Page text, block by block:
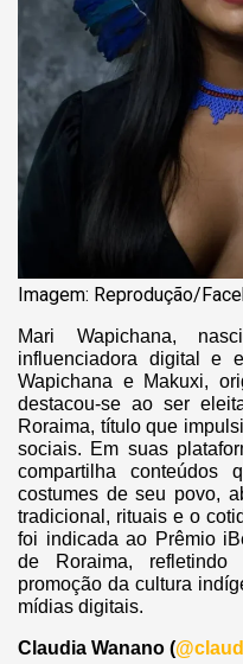
Imagem: Reprodução/
Mari Wapichana,
influenciadora digital e
Wapichana e Makuxi,
destacou-se ao ser
Roraima, título que
sociais. Em suas
compartilha
costumes de seu povo,
tradicional, rituais e o
foi indicada ao Prêmio
de Roraima,
promoção da cultura
mídias digitais.
Claudia Wanano (